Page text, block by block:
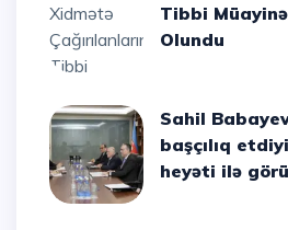
Tibbi
Olundu
Sahil Babayev R.S.Santoun
başçılıq
heyəti ilə